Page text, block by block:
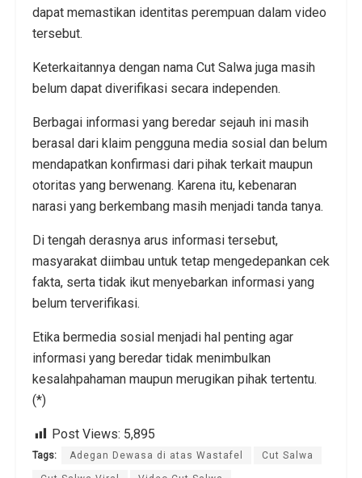
dapat memastikan identitas perempuan dalam video
tersebut.
Keterkaitannya dengan nama Cut Salwa juga masih
belum dapat diverifikasi secara independen.
Berbagai informasi yang beredar sejauh ini masih
berasal dari klaim pengguna media sosial dan belum
mendapatkan konfirmasi dari pihak terkait maupun
otoritas yang berwenang. Karena itu, kebenaran
narasi yang berkembang masih menjadi tanda tanya.
Di tengah derasnya arus informasi tersebut,
masyarakat diimbau untuk tetap mengedepankan cek
fakta, serta tidak ikut menyebarkan informasi yang
belum terverifikasi.
Etika bermedia sosial menjadi hal penting agar
informasi yang beredar tidak menimbulkan
kesalahpahaman maupun merugikan pihak tertentu.
(*)
Post Views: 5,895
Tags: Adegan Dewasa di atas Wastafel Cut Salwa